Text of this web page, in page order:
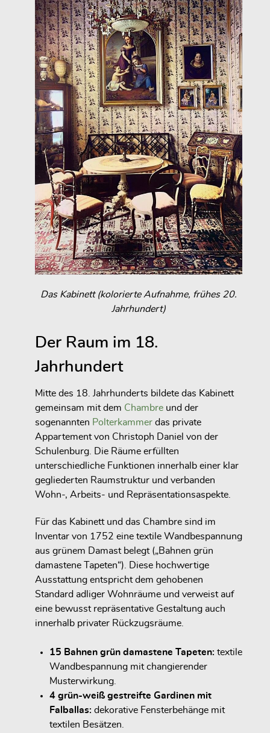
Das Kabinett (kolorierte Aufnahme, frühes 20.
Jahrhundert)
Der Raum im 18.
Jahrhundert
Mitte des 18. Jahrhunderts bildete das Kabinett
gemeinsam mit dem Chambre und der
sogenannten Polterkammer das private
Appartement von Christoph Daniel von der
Schulenburg. Die Räume erfüllten
unterschiedliche Funktionen innerhalb einer klar
gegliederten Raumstruktur und verbanden
Wohn-, Arbeits- und Repräsentationsaspekte.
Für das Kabinett und das Chambre sind im
Inventar von 1752 eine textile Wandbespannung
aus grünem Damast belegt („Bahnen grün
damastene Tapeten“). Diese hochwertige
Ausstattung entspricht dem gehobenen
Standard adliger Wohnräume und verweist auf
eine bewusst repräsentative Gestaltung auch
innerhalb privater Rückzugsräume.
15 Bahnen grün damastene Tapeten: textile
Wandbespannung mit changierender
Musterwirkung.
4 grün-weiß gestreifte Gardinen mit
Falballas: dekorative Fensterbehänge mit
textilen Besätzen.